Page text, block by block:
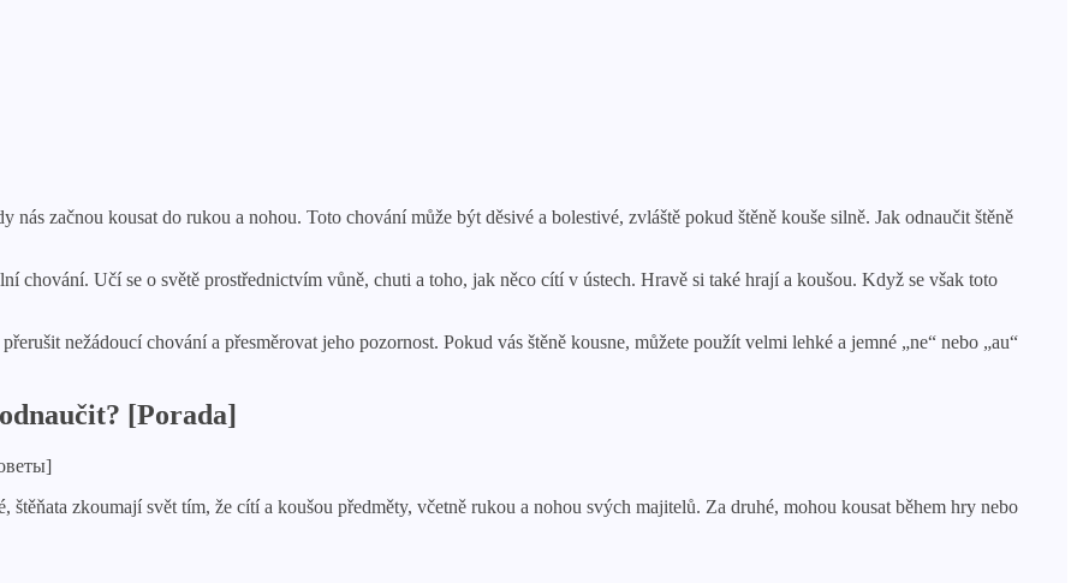
začnou kousat do rukou a nohou. Toto chování může být děsivé a bolestivé, zvláště pokud štěně kouše silně. Jak odnaučit štěně
chování. Učí se o světě prostřednictvím vůně, chuti a toho, jak něco cítí v ústech. Hravě si také hrají a koušou. Když se však toto
nežádoucí chování a přesměrovat jeho pozornost. Pokud vás štěně kousne, můžete použít velmi lehké a jemné „ne“ nebo „au“
[Porada]
zkoumají svět tím, že cítí a koušou předměty, včetně rukou a nohou svých majitelů. Za druhé, mohou kousat během hry nebo